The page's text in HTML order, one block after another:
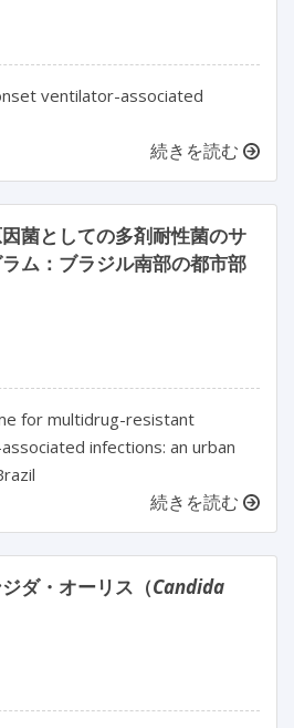
ventilator-associated
続きを読む
菌としての多剤耐性菌のサ
ム：ブラジル南部の都市部
for multidrug-resistant
infections: an urban
続きを読む
ダ・オーリス（Candida